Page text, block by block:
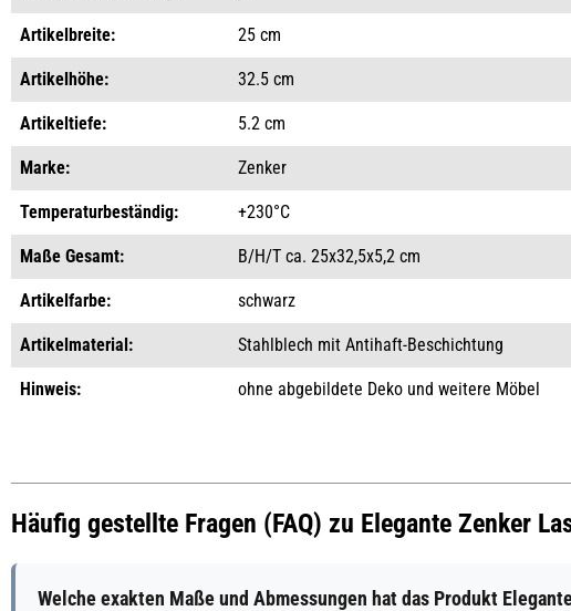
Artikelbreite: 25 cm
Artikelhöhe: 32.5 cm
Artikeltiefe: 5.2 cm
Marke: Zenker
Temperaturbeständig: +230°C
Maße Gesamt: B/H/T ca. 25x32,5x5,2 cm
Artikelfarbe: schwarz
Artikelmaterial: Stahlblech mit Antihaft-Beschichtung
Hinweis: ohne abgebildete Deko und weitere Möbel
Häufig gestellte Fragen (FAQ) zu Elegante Zenker
Welche exakten Maße und Abmessungen hat das Produkt